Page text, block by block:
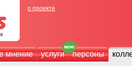
о проекте
мнение услуги персоны